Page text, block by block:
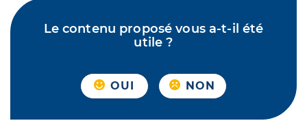
Le contenu proposé vous a-t-il été
utile ?
OUI NON